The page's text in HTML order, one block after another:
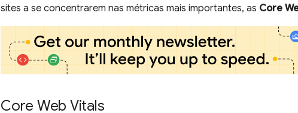
sites a se concentrarem nas métricas mais importantes, as Core
Core Web Vitals